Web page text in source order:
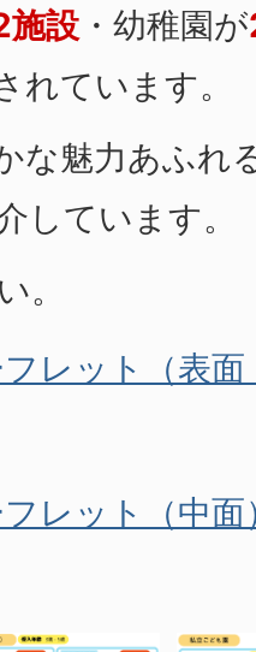
施設 ・幼稚園が
れています。
な魅力あふれ
しています。
。
レット（表
レット（中